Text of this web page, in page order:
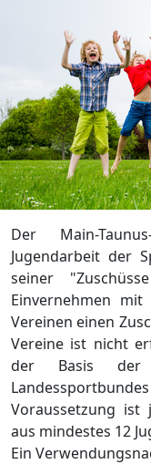
Der Main-
Jugendarbeit der
seiner
Einvernehmen
Vereinen einen
Vereine ist nicht
der Basis der
Voraussetzung ist
aus mindestes 12
Ein